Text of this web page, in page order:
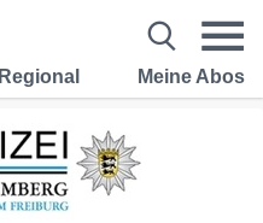
Regional Meine Abos